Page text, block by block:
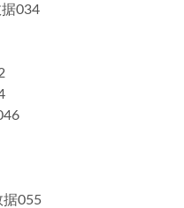
据034
据055